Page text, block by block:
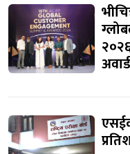
अवार्ड